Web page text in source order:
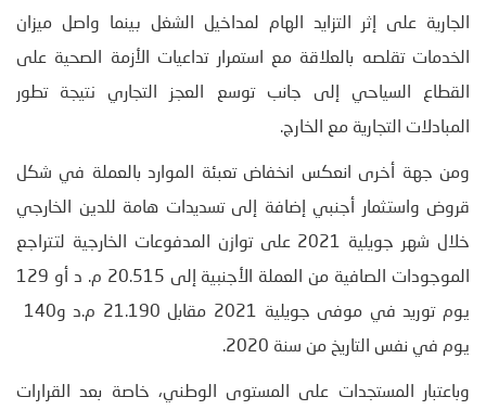
الجاریة على إثر التزاید الھام لمداخیل الشغل بينما واصل میزان
الخدمات تقلصه بالعلاقة مع استمرار تداعیات الأزمة الصحية على
القطاع السياحي إلى جانب توسع العجز التجاري نتيجة تطور
المبادلات التجارية مع الخارج.
ومن جهة أخرى انعكس انخفاض تعبئة الموارد بالعملة في شكل
قروض واستثمار أجنبي إضافة إلى تسديدات هامة للدين الخارجي
خلال شهر جويلية 2021 على توازن المدفوعات الخارجیة لتتراجع
الموجودات الصافیة من العملة الأجنبیة إلى 20.515 م. د أو 129
یوم في نفس التاريخ من سنة 2020.
وباعتبار المستجدات على المستوى الوطني، خاصة بعد القرارات